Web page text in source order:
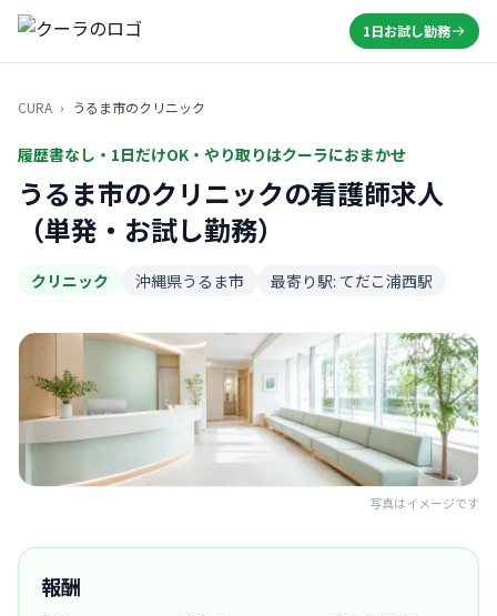
1日お試し勤務
CURA › うるま市のクリニック
履歴書なし・1日だけOK・やり取りはクーラにおまかせ
うるま市のクリニックの看護師求人
（単発・お試し勤務）
クリニック 沖縄県うるま市 最寄り駅: てだこ浦西駅
写真はイメージです
報酬